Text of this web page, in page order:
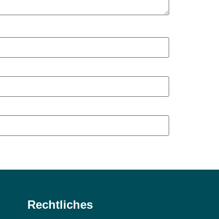
Rechtliches